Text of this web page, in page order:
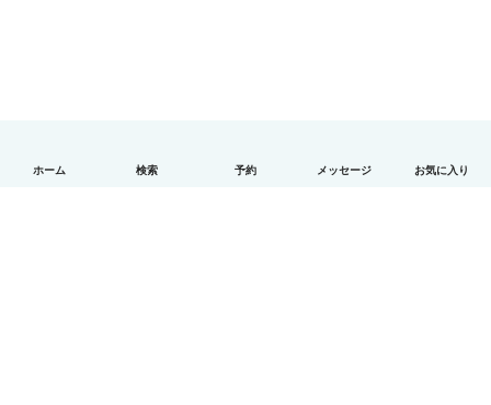
ホーム 検索 予約 メッセージ お気に入り